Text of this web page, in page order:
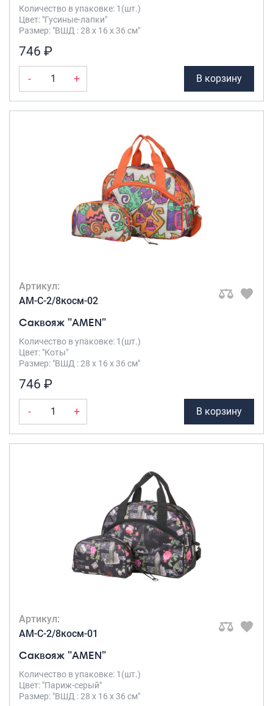
Сумки поясные
Сумки пляжные
Сумки-рюкзаки на колёсах
Рюкзаки
Рюкзаки школьные
Рюкзаки подростковые
Ранцы школьные
Рюкзаки детские
Рюкзаки туристические
Рюкзаки для охоты-рыбалки
Рюкзаки на колесах
Планшеты
Аксессуары
Чехлы для чемоданов
Количество в упаковке: 1(шт.)
Цвет: "Гусиные-лапки"
Размер: "ВШД : 28 х 16 х 36 см"
746 ₽
- + В корзину
Артикул:
AM-C-2/8косм-02
Саквояж "AMEN"
Количество в упаковке: 1(шт.)
Цвет: "Коты"
Размер: "ВШД : 28 х 16 х 36 см"
746 ₽
- + В корзину
Артикул:
AM-C-2/8косм-01
Саквояж "AMEN"
Количество в упаковке: 1(шт.)
Цвет: "Париж-серый"
Размер: "ВШД : 28 х 16 х 36 см"